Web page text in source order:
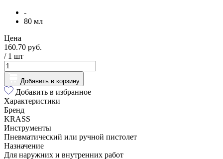
-
80 мл
Цена
160.70 руб.
/ 1 шт
Добавить в корзину
Добавить в избранное
Характеристики
Бренд
KRASS
Инструменты
Пневматический или ручной пистолет
Назначение
Для наружних и внутренних работ